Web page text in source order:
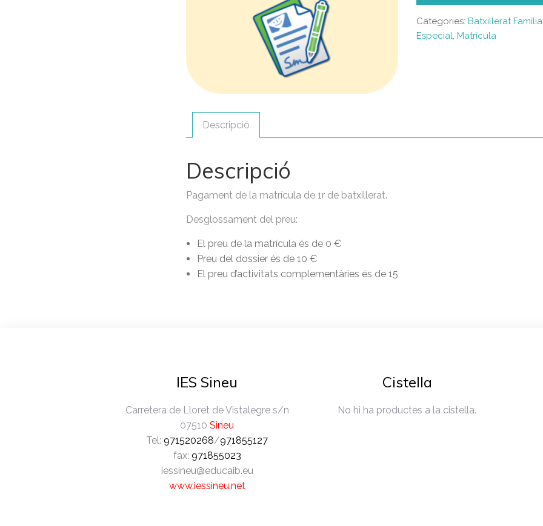
Categories: Batxillerat
Especial, Matrícula
Descripció
Descripció
Pagament de la matrícula de 1r de batxillerat.
Desglossament del preu:
El preu de la matrícula és de 0 €
Preu del dossier és de 10 €
El preu d’activitats complementàries és de 15
IES Sineu
Carretera de Lloret de Vistalegre s/n
07510Sineu
Tel:971520268/971855127
fax: 971855023
iessineu@educaib.eu
www.iessineu.net
Cistella
No hi ha productes a la cistella.